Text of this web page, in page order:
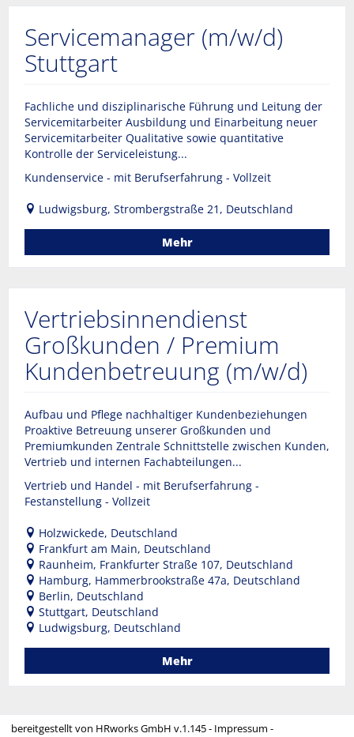
Servicemanager (m/w/d)
Stuttgart
Fachliche und disziplinarische Führung und Leitung der
Servicemitarbeiter Ausbildung und Einarbeitung neuer
Servicemitarbeiter Qualitative sowie quantitative
Kontrolle der Serviceleistung...
Kundenservice - mit Berufserfahrung - Vollzeit
Ludwigsburg, Strombergstraße 21, Deutschland
Mehr
Vertriebsinnendienst
Großkunden / Premium
Kundenbetreuung (m/w/d)
Aufbau und Pflege nachhaltiger Kundenbeziehungen
Proaktive Betreuung unserer Großkunden und
Premiumkunden Zentrale Schnittstelle zwischen Kunden,
Vertrieb und internen Fachabteilungen...
Vertrieb und Handel - mit Berufserfahrung -
Festanstellung - Vollzeit
Holzwickede, Deutschland
Frankfurt am Main, Deutschland
Raunheim, Frankfurter Straße 107, Deutschland
Hamburg, Hammerbrookstraße 47a, Deutschland
Berlin, Deutschland
Stuttgart, Deutschland
Ludwigsburg, Deutschland
Mehr
bereitgestellt von HRworks GmbH v.1.145 - Impressum -